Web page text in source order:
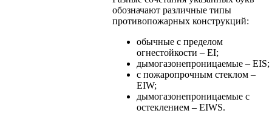
обозначают различные типы
противопожарных конструкций:
обычные с пределом
огнестойкости – EI;
дымогазонепроницаемые – EIS;
с пожаропрочным стеклом –
EIW;
дымогазонепроницаемые с
остеклением – EIWS.